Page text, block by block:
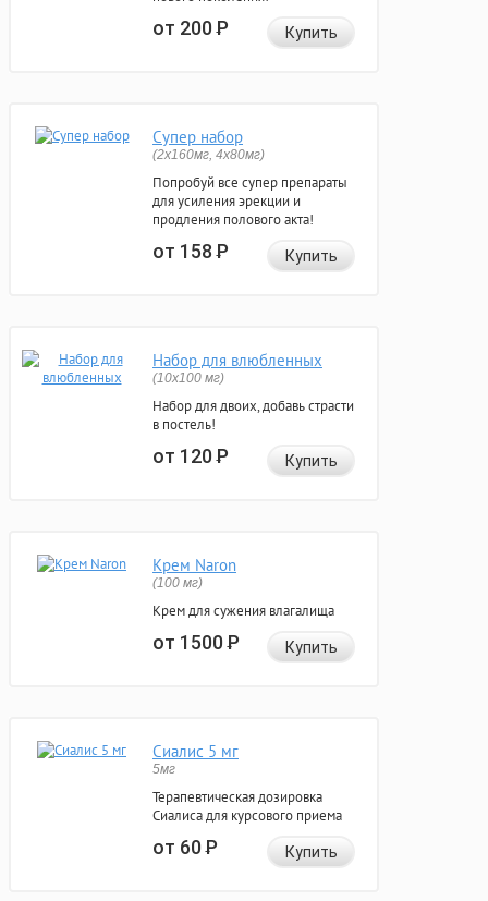
от 200Р Купить
Супер набор
(2х160мг, 4х80мг)
Попробуй все супер препараты
для усиления эрекции и
продления полового акта!
от 158Р Купить
Набор для влюбленных
(10х100 мг)
Набор для двоих, добавь страсти
в постель!
от 120Р Купить
Крем Naron
(100 мг)
Крем для сужения влагалища
от 1500Р Купить
Сиалис 5 мг
5мг
Терапевтическая дозировка
Сиалиса для курсового приема
от 60Р Купить